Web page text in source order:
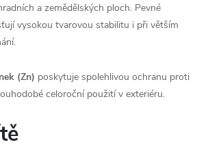
a zemědělských ploch. Pevné
vysokou tvarovou stabilitu i při větším
(Zn) poskytuje spolehlivou ochranu proti
celoroční použití v exteriéru.